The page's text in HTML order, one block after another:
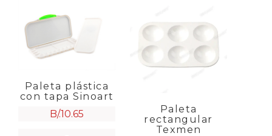
Paleta plástica
con tapa Sinoart
B/.10.65
Paleta
rectangular
Texmen